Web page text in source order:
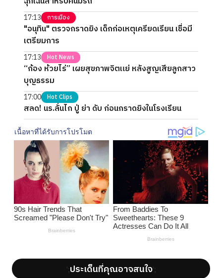
17:13 การเมือง
"อนุทิน" ตรวจกราดยิง เด็กก่อเหตุเครียดเรียน เชื่อมี
เตรียมการ
17:13 Hot News
“ก้อง ห้วยไร่” เผยสุขภาพจิตแย่ หลังสูญเสียลูกสาว
บุญธรรม
17:00 Hot Clips
สลด! นร.ลั่นไก ปู่ ย่า ดับ ก่อนกราดยิงในโรงเรียน
';ประเด็นที่คุณอาจสนใจ';